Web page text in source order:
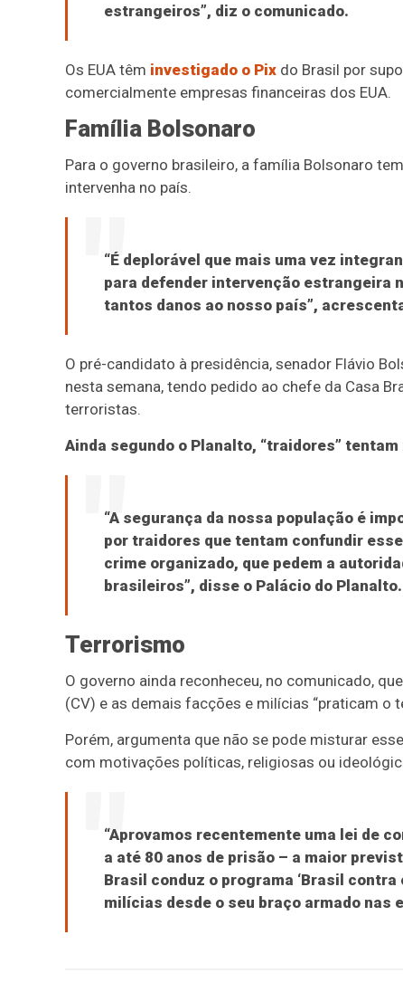
estrangeiros”, diz o comunicado.
Os EUA têm investigado o Pix do Brasil por
comercialmente empresas financeiras dos EUA.
Família Bolsonaro
Para o governo brasileiro, a família Bolsonaro
intervenha no país.
“É deplorável que mais uma vez
para defender intervenção estrangeira
tantos danos ao nosso país”,
O pré-candidato à presidência, senador Flávio
nesta semana, tendo pedido ao chefe da Casa
terroristas.
Ainda segundo o Planalto, “traidores”
“A segurança da nossa população é
por traidores que tentam confundir
crime organizado, que pedem a
brasileiros”, disse o Palácio do Planalto.
Terrorismo
O governo ainda reconheceu, no comunicado,
(CV) e as demais facções e milícias “praticam
Porém, argumenta que não se pode misturar
com motivações políticas, religiosas ou
“Aprovamos recentemente uma lei de
a até 80 anos de prisão – a maior
Brasil conduz o programa ‘Brasil
milícias desde o seu braço armado nas